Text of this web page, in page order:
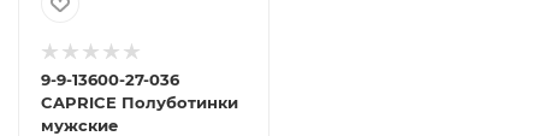
9-9-13600-27-036
CAPRICE Полуботинки
мужские